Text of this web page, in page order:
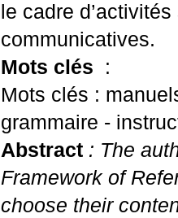
le cadre
communicatives.
Mots clés
:
Mots clés :
grammaire -
Abstract : The
Framework of
choose their